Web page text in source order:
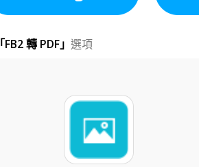
「FB2 轉 PDF」 選項